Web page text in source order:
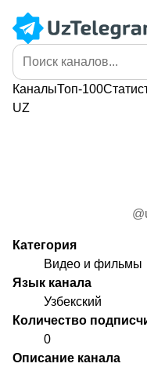
КаналыТоп-100
UZ
Категория
Видео и фильмы
Язык канала
Узбекский
Количество
0
Описание канала